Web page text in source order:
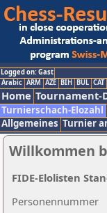
Logged on: Gast
Arabic ARM AZE BIH BUL CAT
Home Tournament-
Turnierschach-Elozahl
Allgemeines Turnier
Willkommen
Personennummer
FIDE-Elolisten